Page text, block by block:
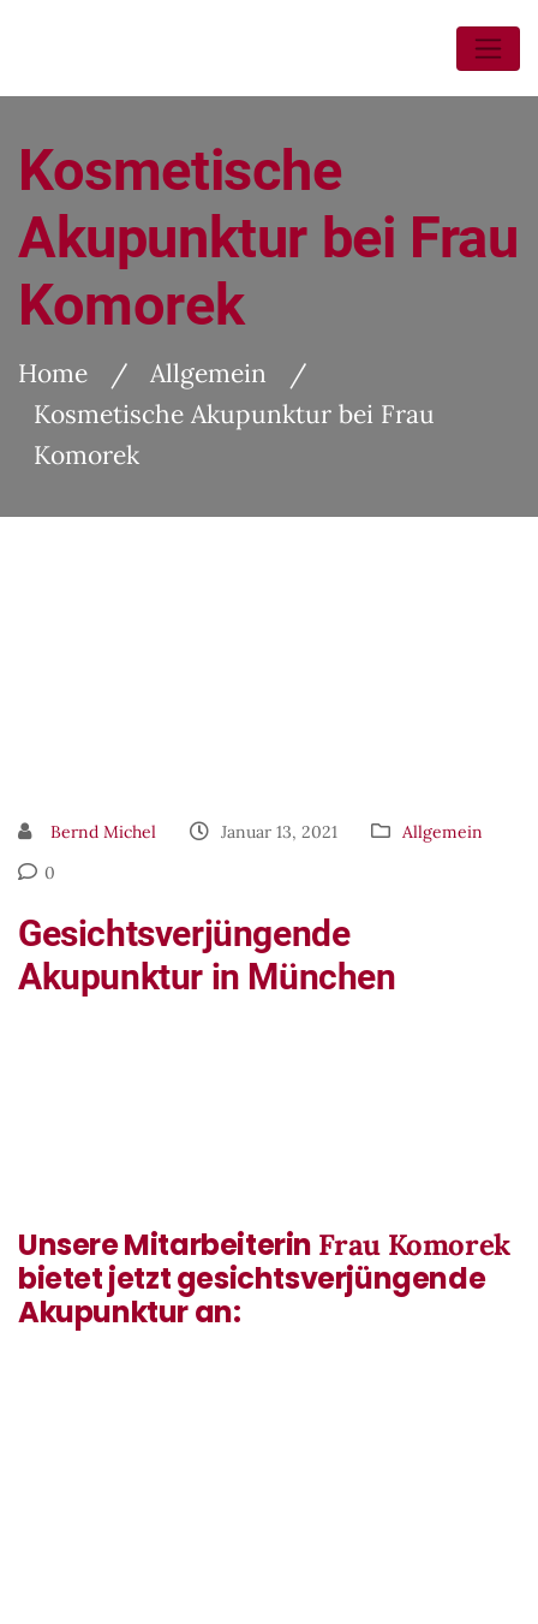
Kosmetische
Akupunktur bei Frau
Komorek
Home / Allgemein
/
Kosmetische Akupunktur bei Frau
Komorek
Bernd Michel Januar 13, 2021
Allgemein
0
Gesichtsverjüngende
Akupunktur in München
Unsere Mitarbeiterin Frau Komorek
bietet jetzt gesichtsverjüngende
Akupunktur an: